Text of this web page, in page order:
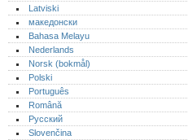
Latviski
македонски
Bahasa Melayu
Nederlands
Norsk (bokmål)‎
Polski
Português‎
Română
Русский
Slovenčina